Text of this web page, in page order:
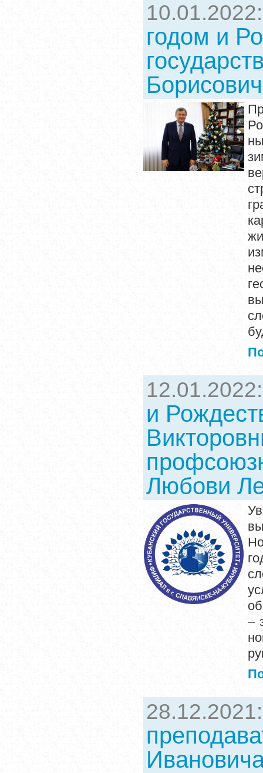
годом и
и
Любови
–